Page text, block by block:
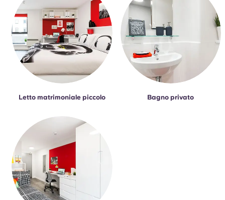
Letto matrimoniale piccolo Bagno privato